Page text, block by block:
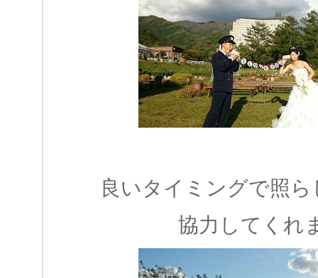
良いタイミングで照
協力してくれ